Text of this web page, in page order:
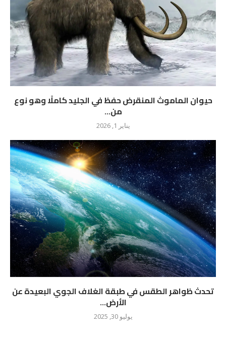
حيوان الماموث المنقرض حفظ في الجليد كاملًا وهو نوع
من...
يناير 1, 2026
تحدث ظواهر الطقس في طبقة الغلاف الجوي البعيدة عن
الأرض...
يوليو 30, 2025